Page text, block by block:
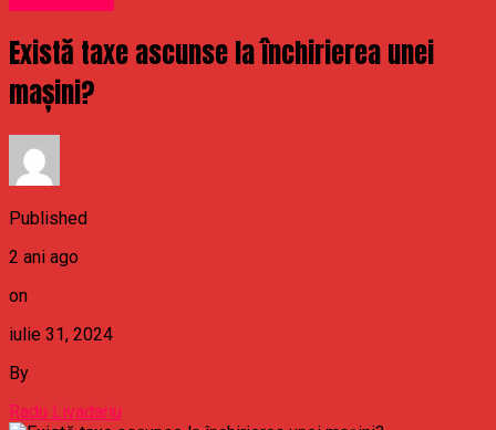
Există taxe ascunse la închirierea unei
mașini?
Published
2 ani ago
on
iulie 31, 2024
By
Radu Livadariu